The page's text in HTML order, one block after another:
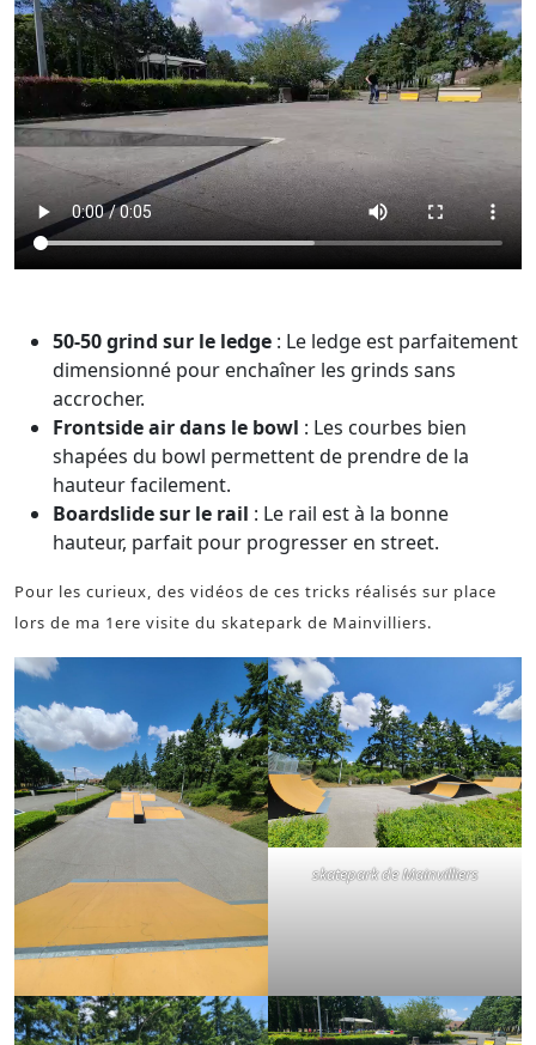
50-50 grind sur le ledge : Le ledge est parfaitement
dimensionné pour enchaîner les grinds sans
accrocher.
Frontside air dans le bowl : Les courbes bien
shapées du bowl permettent de prendre de la
hauteur facilement.
Boardslide sur le rail : Le rail est à la bonne
hauteur, parfait pour progresser en street.
Pour les curieux, des vidéos de ces tricks réalisés sur place
lors de ma 1ere visite du skatepark de Mainvilliers.
skatepark de Mainvilliers